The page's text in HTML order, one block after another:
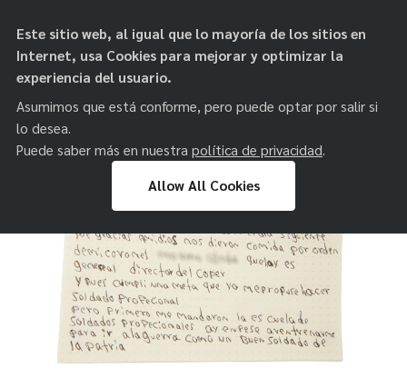
paz
Este sitio web, al igual que lo mayoría de los sitios en
Internet, usa Cookies para mejorar y optimizar la
experiencia del usuario.
Asumimos que está conforme, pero puede optar por salir si
lo desea.
Puede saber más en nuestra política de privacidad.
Allow All Cookies